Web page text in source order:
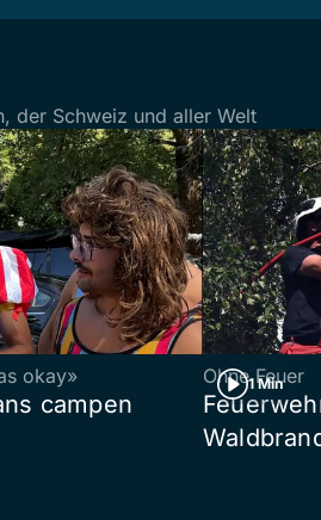
der Schweiz und aller Welt
okay»
campen
1 Min
Ohne Feuer